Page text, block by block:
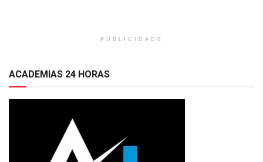
PUBLICIDADE
ACADEMIAS 24 HORAS